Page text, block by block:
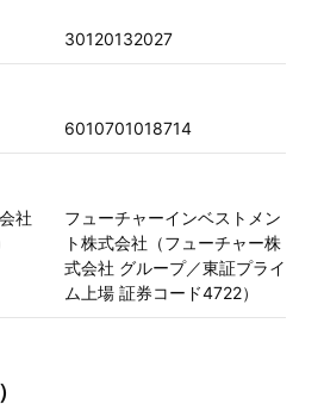
30120132027
6010701018714
社
フューチャーインベストメン
ト株式会社（フューチャー株
式会社 グループ／東証プライ
ム上場 証券コード4722）